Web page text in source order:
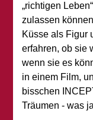
„richtigen
zulassen
Küsse als Figur
erfahren, ob sie
wenn sie es
in einem Film,
bisschen
Träumen - was